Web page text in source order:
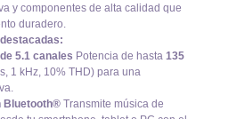
y componentes de alta calidad que
duradero.
5.1 canales Potencia de hasta 135
1 kHz, 10% THD) para una
Bluetooth® Transmite música de